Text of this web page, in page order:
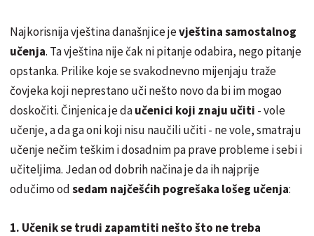
Najkorisnija vještina današnjice jevještina samostalnog
učenja. Ta vještina nije čak ni pitanje odabira, nego pitanje
opstanka. Prilike koje se svakodnevno mijenjaju traže
čovjeka koji neprestano uči nešto novo da bi im mogao
doskočiti. Činjenica je daučenici koji znaju učiti - vole
učenje, a da ga oni koji nisu naučili učiti - ne vole, smatraju
učenje nečim teškim i dosadnim pa prave probleme i sebi i
učiteljima. Jedan od dobrih načina je da ih najprije
odučimo odsedam najčešćih pogrešaka lošeg učenja:
1. Učenik se trudi zapamtiti nešto što ne treba